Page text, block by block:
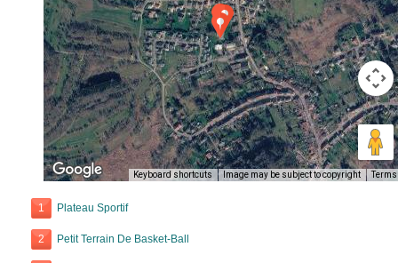
Keyboard shortcuts Image may be subject to copyright Terms
1 Plateau Sportif
2 Petit Terrain De Basket-Ball